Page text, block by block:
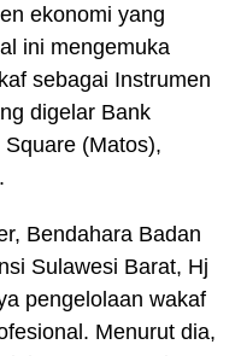
ekonomi yang
ini mengemuka
sebagai Instrumen
digelar Bank
(Matos),
Bendahara Badan
Sulawesi Barat, Hj
pengelolaan wakaf
Menurut dia,